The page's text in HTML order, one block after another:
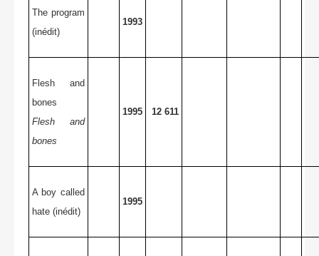
The program
(inédit)
1993
Flesh and
bones
Flesh and
bones
1995 12 611
A boy called
hate (inédit)
1995